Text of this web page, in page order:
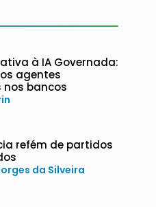
à IA Governada:
agentes
bancos
refém de partidos
da Silveira